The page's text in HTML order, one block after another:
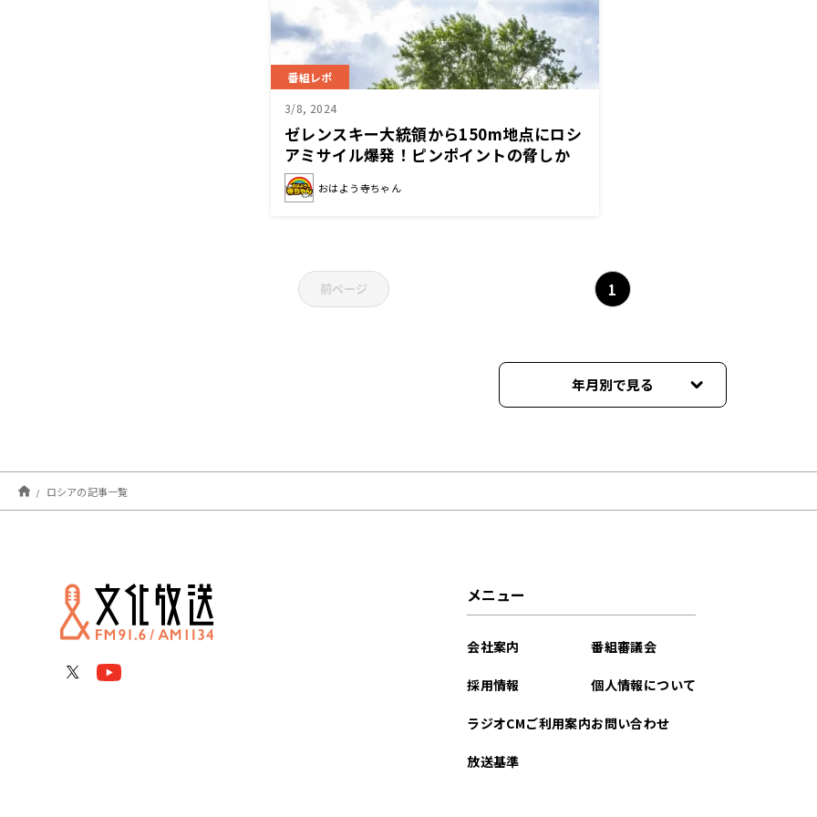
番組レポ
3/8, 2024
ゼレンスキー大統領から150m地点にロシ
アミサイル爆発！ピンポイントの脅しか
おはよう寺ちゃん
前ページ 1
年月別で見る
2025年02月
2025年01月
ロシアの記事一覧
メニュー
会社案内
採用情報
ラジオCMご利用案内
放送基準
番組審議会
個人情報について
お問い合わせ